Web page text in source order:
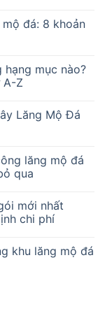
đá: 8 khoản
mục nào?
A-Z
Lăng Mộ Đá
lăng mộ đá
qua
mới nhất
chi phí
khu lăng mộ đá